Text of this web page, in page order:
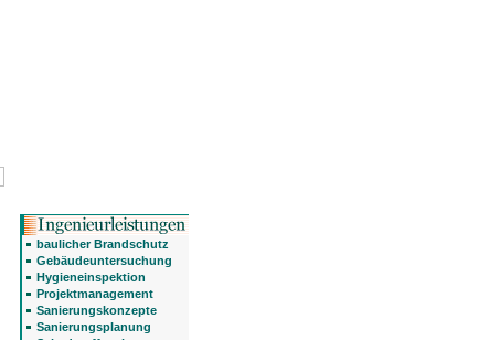
baulicher Brandschutz
Gebäudeuntersuchung
Hygieneinspektion
Projektmanagement
Sanierungskonzepte
Sanierungsplanung